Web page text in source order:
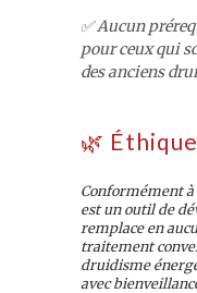
✅ Aucun
pour ceux qui
des anciens
🌿
Conformément
est un outil de
remplace en
traitement
druidisme
avec